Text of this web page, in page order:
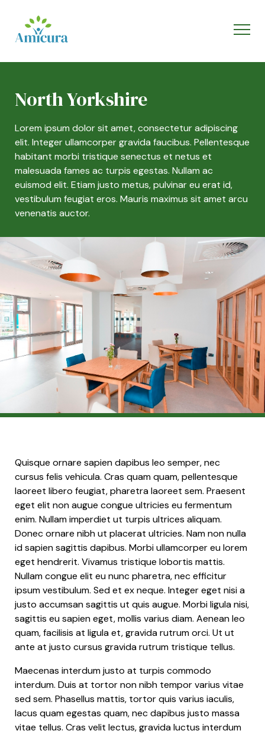
North Yorkshire
Lorem ipsum dolor sit amet, consectetur adipiscing
elit. Integer ullamcorper gravida faucibus. Pellentesque
habitant morbi tristique senectus et netus et
malesuada fames ac turpis egestas. Nullam ac
euismod elit. Etiam justo metus, pulvinar eu erat id,
vestibulum feugiat eros. Mauris maximus sit amet arcu
venenatis auctor.
Quisque ornare sapien dapibus leo semper, nec
cursus felis vehicula. Cras quam quam, pellentesque
laoreet libero feugiat, pharetra laoreet sem. Praesent
eget elit non augue congue ultricies eu fermentum
enim. Nullam imperdiet ut turpis ultrices aliquam.
Donec ornare nibh ut placerat ultricies. Nam non nulla
id sapien sagittis dapibus. Morbi ullamcorper eu lorem
eget hendrerit. Vivamus tristique lobortis mattis.
Nullam congue elit eu nunc pharetra, nec efficitur
ipsum vestibulum. Sed et ex neque. Integer eget nisi a
justo accumsan sagittis ut quis augue. Morbi ligula nisi,
sagittis eu sapien eget, mollis varius diam. Aenean leo
quam, facilisis at ligula et, gravida rutrum orci. Ut ut
ante at justo cursus gravida rutrum tristique tellus.
Maecenas interdum justo at turpis commodo
interdum. Duis at tortor non nibh tempor varius vitae
sed sem. Phasellus mattis, tortor quis varius iaculis,
lacus quam egestas quam, nec dapibus justo massa
vitae tellus. Cras velit lectus, gravida luctus interdum